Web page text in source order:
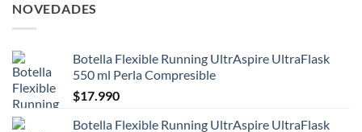
NOVEDADES
Botella Flexible Running UltrAspire UltraFlask
550 ml Perla Compresible
$17.990
Botella Flexible Running UltrAspire UltraFlask